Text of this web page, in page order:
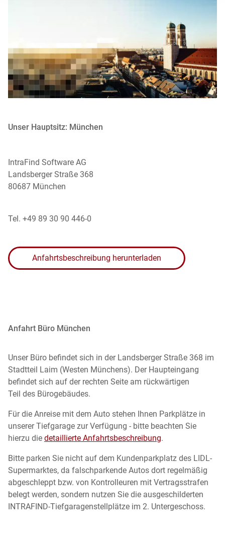
Unser Hauptsitz: München
IntraFind Software AG
Landsberger Straße 368
80687 München
Tel. +49 89 30 90 446-0
Anfahrtsbeschreibung herunterladen
Anfahrt Büro München
Unser Büro befindet sich in der Landsberger Straße 368 im
Stadtteil Laim (Westen Münchens). Der Haupteingang
befindet sich auf der rechten Seite am rückwärtigen
Teil des Bürogebäudes.
Für die Anreise mit dem Auto stehen Ihnen Parkplätze in
unserer Tiefgarage zur Verfügung - bitte beachten Sie
hierzu die detaillierte Anfahrtsbeschreibung.
Bitte parken Sie nicht auf dem Kundenparkplatz des LIDL-
Supermarktes, da falschparkende Autos dort regelmäßig
abgeschleppt bzw. von Kontrolleuren mit Vertragsstrafen
belegt werden, sondern nutzen Sie die ausgeschilderten
INTRAFIND-Tiefgaragenstellplätze im 2. Untergeschoss.